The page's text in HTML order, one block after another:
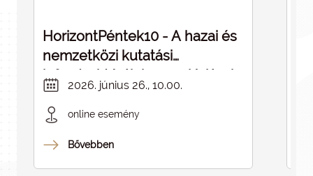
HorizontPéntek10 - A hazai és
nemzetközi kutatási
infrastruktúrák kapcsolódásai -
ELMARAD
2026. június 26., 10.00.
online esemény
Bővebben